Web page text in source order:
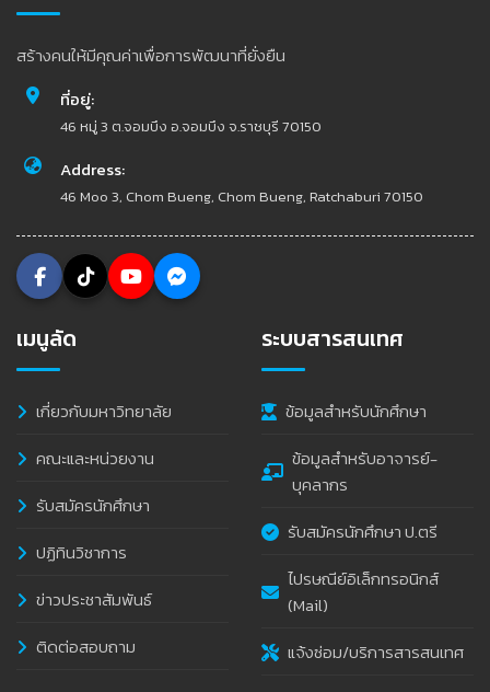
สร้างคนให้มีคุณค่าเพื่อการพัฒนาที่ยั่งยืน
ที่อยู่:
46 หมู่ 3 ต.จอมบึง อ.จอมบึง จ.ราชบุรี 70150
Address:
46 Moo 3, Chom Bueng, Chom Bueng, Ratchaburi 70150
เมนูลัด
เกี่ยวกับมหาวิทยาลัย
คณะและหน่วยงาน
รับสมัครนักศึกษา
ปฏิทินวิชาการ
ข่าวประชาสัมพันธ์
ติดต่อสอบถาม
ระบบสารสนเทศ
ข้อมูลสำหรับนักศึกษา
ข้อมูลสำหรับอาจารย์-
บุคลากร
รับสมัครนักศึกษา ป.ตรี
ไปรษณีย์อิเล็กทรอนิกส์
(Mail)
แจ้งซ่อม/บริการสารสนเทศ